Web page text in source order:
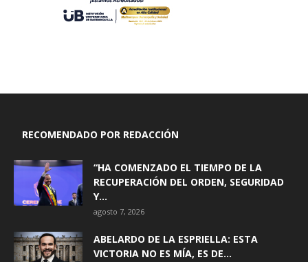
RECOMENDADO POR REDACCIÓN
“HA COMENZADO EL TIEMPO DE LA
RECUPERACIÓN DEL ORDEN, SEGURIDAD
Y...
agosto 7, 2026
ABELARDO DE LA ESPRIELLA: ESTA
VICTORIA NO ES MÍA, ES DE...